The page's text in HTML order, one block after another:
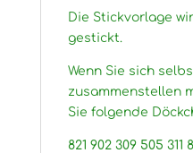
Die Stickvorlage
gestickt.
Wenn Sie sich
zusammenstellen
Sie folgende
821 902 309 505 311